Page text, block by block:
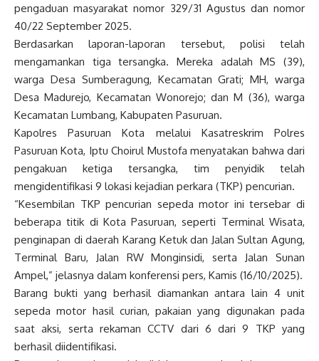
pengaduan masyarakat nomor 329/31 Agustus dan nomor
40/22 September 2025.
Berdasarkan laporan-laporan tersebut, polisi telah
mengamankan tiga tersangka. Mereka adalah MS (39),
warga Desa Sumberagung, Kecamatan Grati; MH, warga
Desa Madurejo, Kecamatan Wonorejo; dan M (36), warga
Kecamatan Lumbang, Kabupaten Pasuruan.
Kapolres Pasuruan Kota melalui Kasatreskrim Polres
Pasuruan Kota, Iptu Choirul Mustofa menyatakan bahwa dari
pengakuan ketiga tersangka, tim penyidik telah
mengidentifikasi 9 lokasi kejadian perkara (TKP) pencurian.
“Kesembilan TKP pencurian sepeda motor ini tersebar di
beberapa titik di Kota Pasuruan, seperti Terminal Wisata,
penginapan di daerah Karang Ketuk dan Jalan Sultan Agung,
Terminal Baru, Jalan RW Monginsidi, serta Jalan Sunan
Ampel,” jelasnya dalam konferensi pers, Kamis (16/10/2025).
Barang bukti yang berhasil diamankan antara lain 4 unit
sepeda motor hasil curian, pakaian yang digunakan pada
saat aksi, serta rekaman CCTV dari 6 dari 9 TKP yang
berhasil diidentifikasi.